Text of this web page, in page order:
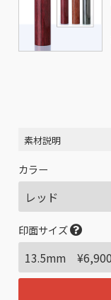
素材説明
カラー
印面サイズ